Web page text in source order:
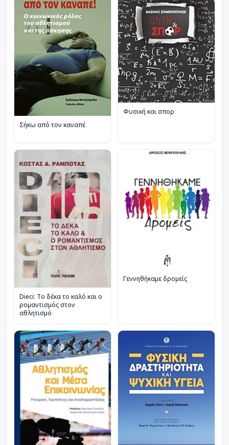
Σήκω από τον καναπέ
Φυσική και σπορ
Dieci: Το δέκα το καλό και ο
ρομαντισμός στον
αθλητισμό
Γεννηθήκαμε δρομείς